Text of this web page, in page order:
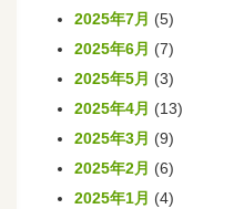
2025年7月 (5)
2025年6月 (7)
2025年5月 (3)
2025年4月 (13)
2025年3月 (9)
2025年2月 (6)
2025年1月 (4)